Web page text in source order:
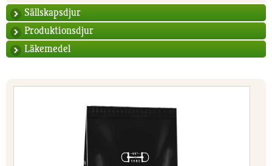
Sällskapsdjur
Produktionsdjur
Läkemedel